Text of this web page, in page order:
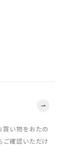
買い物をおたの
ご確認いただけ